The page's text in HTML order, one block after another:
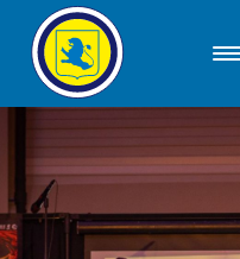
Golfbaan Ter Specke
Webshop